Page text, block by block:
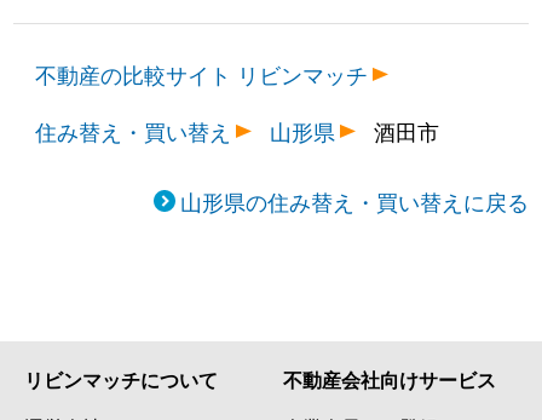
不動産の比較サイト リビンマッチ
住み替え・買い替え
山形県 酒田市
山形県の住み替え・買い替えに戻る
リビンマッチについて 不動産会社向けサービス